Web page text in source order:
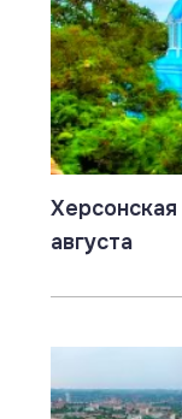
Херсонская
августа